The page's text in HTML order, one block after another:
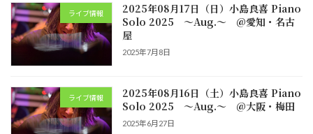
ライブ情報
2025年08月17日（日）小島良喜 Piano
Solo 2025 ～Aug.～ @愛知・名古
屋
2025年7月8日
ライブ情報
2025年08月16日（土）小島良喜 Piano
Solo 2025 ～Aug.～ @大阪・梅田
2025年6月27日